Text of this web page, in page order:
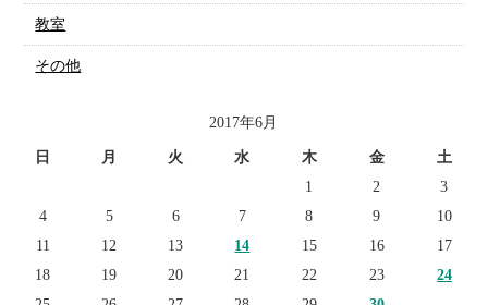
教室
その他
2017年6月
日 月 火 水 木 金
土
1
2
3
4
5 6 7 8 9
10
11
12 13 14 15 16
17
18
19 20 21 22 23
24